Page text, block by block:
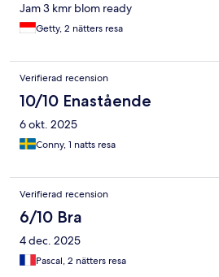
Jam 3 kmr blom ready
Getty, 2 nätters resa
Verifierad recension
10/10 Enastående
6 okt. 2025
Conny, 1 natts resa
Verifierad recension
6/10 Bra
4 dec. 2025
Pascal, 2 nätters resa